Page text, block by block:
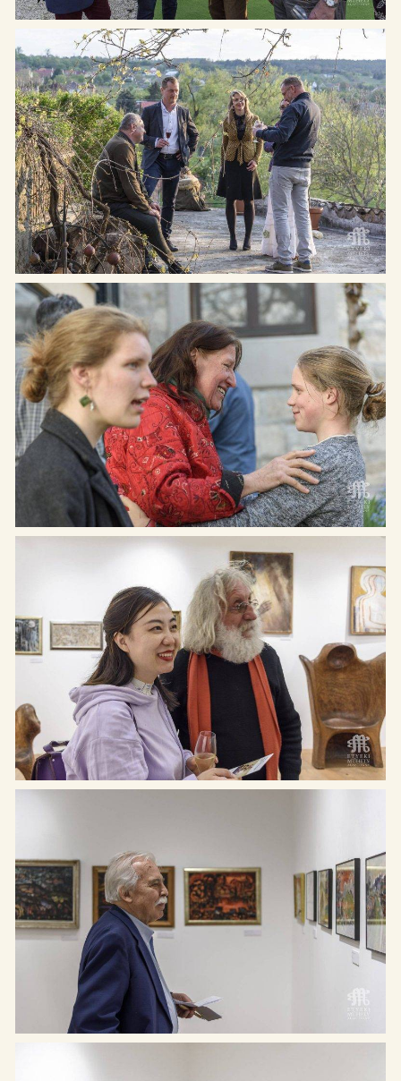
Cím: Etyek 2091, Magyar utca
65.
Telefon: +36 20 622-8123
Rólunk
Kiállítások
Programok
Együttműködő partnereink: Támogatóink:
OHNO Studio Etyeki Műhely © Minden jog fenntartva – 2026